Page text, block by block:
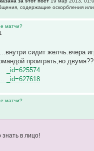
содержащие оскоpбления или
матчи?
сидит желчь.вчера
проиграть,но
_id=625574
_id=627618
матчи?
в лицо!